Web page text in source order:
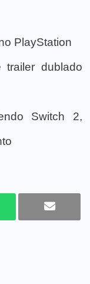
PlayStation
trailer dublado
Switch 2,